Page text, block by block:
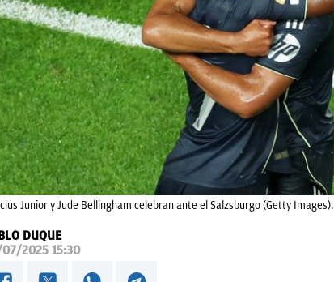
Junior y Jude Bellingham celebran ante el Salzsburgo (Getty Images).
DUQUE
2025 15:30